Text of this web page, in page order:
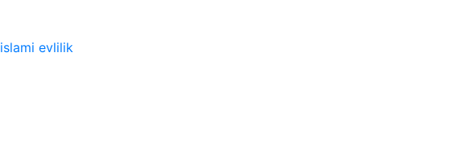
islami evlilik